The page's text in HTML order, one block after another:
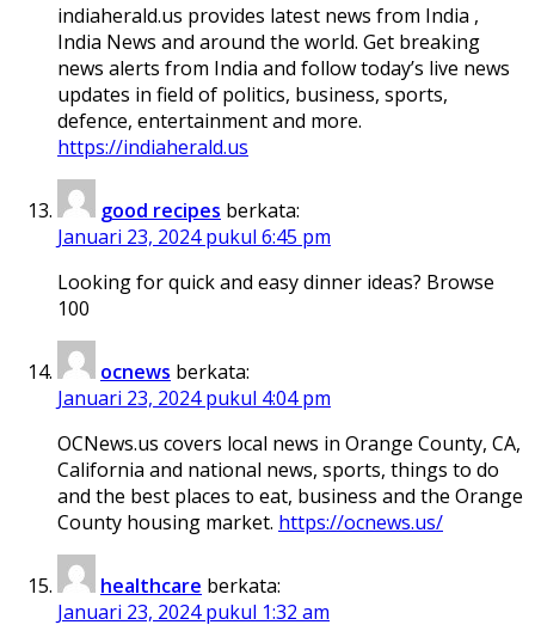
indiaherald.us provides latest news from India ,
India News and around the world. Get breaking
news alerts from India and follow today’s live news
updates in field of politics, business, sports,
defence, entertainment and more.
https://indiaherald.us
good recipes berkata:
Januari 23, 2024 pukul 6:45 pm
Looking for quick and easy dinner ideas? Browse
100
ocnews berkata:
Januari 23, 2024 pukul 4:04 pm
OCNews.us covers local news in Orange County, CA,
California and national news, sports, things to do
and the best places to eat, business and the Orange
County housing market. https://ocnews.us/
healthcare berkata:
Januari 23, 2024 pukul 1:32 am